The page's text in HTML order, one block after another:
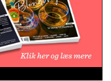
9–års
med orange, kanel,
balanceret og